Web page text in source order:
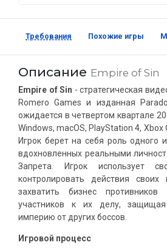
Требования Похожие игры
Описание Empire of Sin
Empire of Sin - стратегическая
Romero Games и изданная
ожидается в четвертом квартале
Windows, macOS, PlayStation 4, Xbox
Игрок берет на себя роль одного
вдохновленных реальными
Запрета. Игрок использует
контролировать действия своих
захватить бизнес
участников к их делу,
империю от других боссов.
Игровой процесс